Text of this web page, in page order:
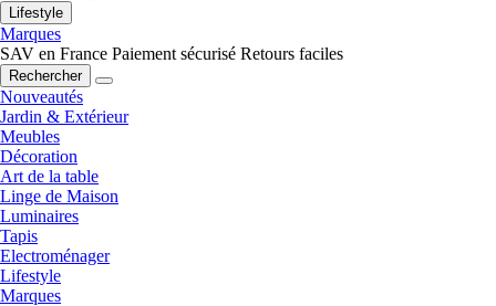
Lifestyle
Marques
SAV en France Paiement sécurisé Retours faciles
Rechercher
Nouveautés
Jardin & Extérieur
Meubles
Décoration
Art de la table
Linge de Maison
Luminaires
Tapis
Electroménager
Lifestyle
Marques